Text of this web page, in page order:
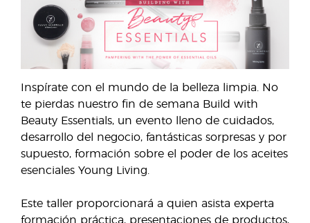
Inspírate con el mundo de la belleza limpia. No
te pierdas nuestro fin de semana Build with
Beauty Essentials, un evento lleno de cuidados,
desarrollo del negocio, fantásticas sorpresas y por
supuesto, formación sobre el poder de los aceites
esenciales Young Living.
Este taller proporcionará a quien asista experta
formación práctica, presentaciones de productos,